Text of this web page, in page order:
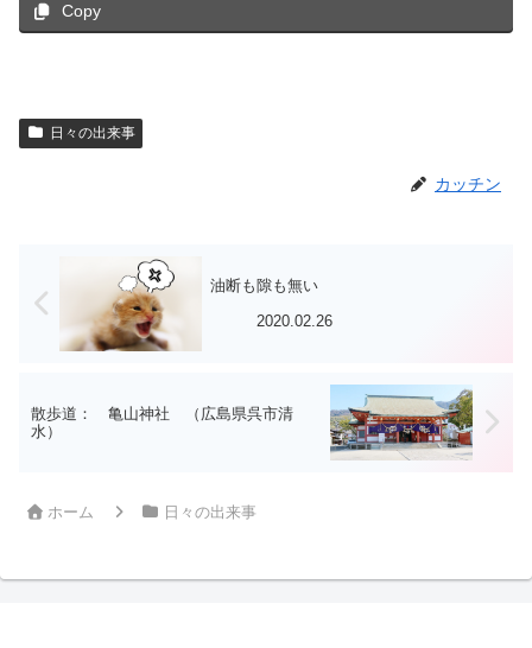
Copy
日々の出来事
カッチン
油断も隙も無い
2020.02.26
散歩道： 亀山神社 （広島県呉市清
水）
ホーム 日々の出来事